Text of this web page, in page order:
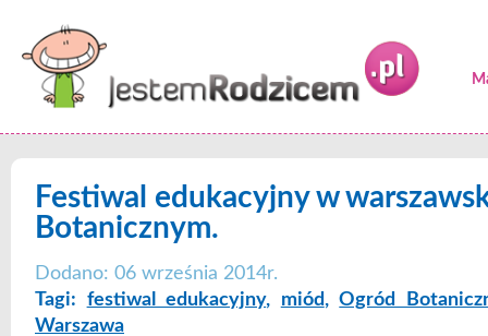
Festiwal edukacyjny w
Botanicznym.
Dodano: 06 września 2014r.
Tagi: festiwal edukacyjny, miód,Ogród
Warszawa